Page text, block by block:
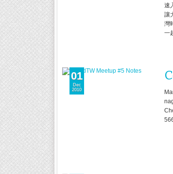
速
讓
灣
一
01
Dec
2010